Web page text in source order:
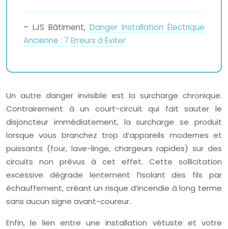
– LJS Bâtiment, Danger Installation Électrique
Ancienne : 7 Erreurs à Éviter
Un autre danger invisible est la surcharge chronique.
Contrairement à un court-circuit qui fait sauter le
disjoncteur immédiatement, la surcharge se produit
lorsque vous branchez trop d’appareils modernes et
puissants (four, lave-linge, chargeurs rapides) sur des
circuits non prévus à cet effet. Cette sollicitation
excessive dégrade lentement l’isolant des fils par
échauffement, créant un risque d’incendie à long terme
sans aucun signe avant-coureur.
Enfin, le lien entre une installation vétuste et votre